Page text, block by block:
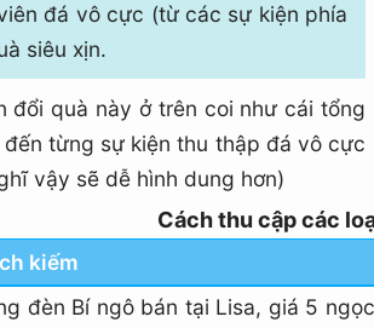
đá vô cực (từ các sự kiện phía
siêu xịn.
đổi quà này ở trên coi như cái tổng
đến từng sự kiện thu thập đá vô cực
vậy sẽ dễ hình dung hơn)
Cách thu cập các
kiếm
đèn Bí ngô bán tại Lisa, giá 5